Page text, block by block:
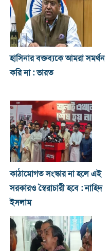
হাসিনার বক্তব্যকে আমরা সমর্থন
করি না : ভারত
কাঠামোগত সংস্কার না হলে এই
সরকারও স্বৈরাচারী হবে : নাহিদ
ইসলাম